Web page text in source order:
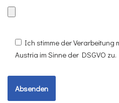
Ich stimme der
Austria im Sinne der DSGVO zu.